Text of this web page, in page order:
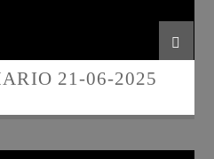
21-06-2025